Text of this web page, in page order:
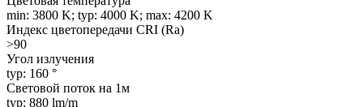
min: 3800 K; typ: 4000 K; max: 4200 K
Индекс цветопередачи CRI (Ra)
>90
Угол излучения
typ: 160 °
Световой поток на 1м
typ: 880 lm/m